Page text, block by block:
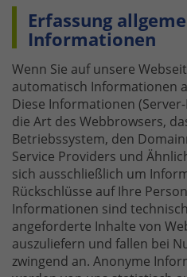
Erfassung
Informationen
Wenn Sie auf unsere
automatisch Informationen
Diese Informationen
die Art des Webbrowsers,
Betriebssystem, den
Service Providers und
sich ausschließlich um
Rückschlüsse auf Ihre
Informationen sind
angeforderte Inhalte von
auszuliefern und fallen bei
zwingend an. Anonyme